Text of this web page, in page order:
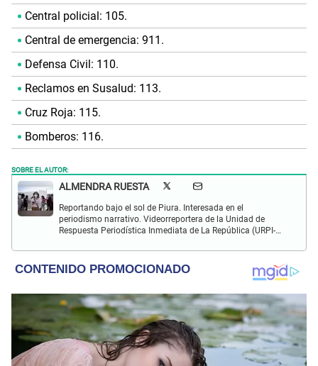
Central policial: 105.
Central de emergencia: 911.
Defensa Civil: 110.
Reclamos en Susalud: 113.
Cruz Roja: 115.
Bomberos: 116.
SOBRE EL AUTOR:
ALMENDRA RUESTA
Reportando bajo el sol de Piura. Interesada en el
periodismo narrativo. Videorreportera de la Unidad de
Respuesta Periodística Inmediata de La República (URPI-